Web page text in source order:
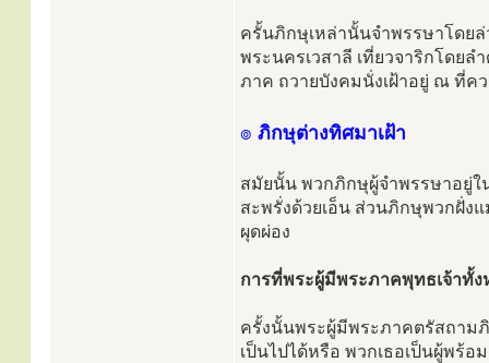
ครั้นภิกษุเหล่านั้นจำพรรษาโดยล่
พระนครเวสาลี เที่ยวจาริกโดยล
ภาค ถวายบังคมนั่งเฝ้าอยู่ ณ ที่ค
๏ ภิกษุต่างทิศมาเฝ้า
สมัยนั้น พวกภิกษุผู้จำพรรษาอยู่ใ
สะพรั่งด้วยเอ็น ส่วนภิกษุพวกฝั่
ผุดผ่อง
การที่พระผู้มีพระภาคพุทธเจ้าทั้
ครั้งนั้นพระผู้มีพระภาคตรัสถาม
เป็นไปได้หรือ พวกเธอเป็นผู้พร้